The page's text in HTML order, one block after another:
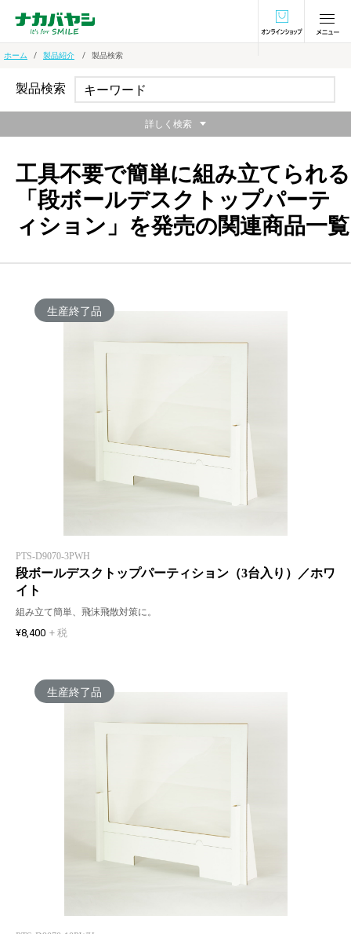
オンラインショ
ホーム 製品紹介 製品検索
工具不要で簡単に組み立てられる
「段ボールデスクトップパーテ
ィション」を発売の関連商品一覧
生産終了品
PTS-D9070-3PWH
段ボールデスクトップパーティション（3台入り）／ホワ
イト
組み立て簡単、飛沫飛散対策に。
¥8,400 + 税
生産終了品
製品検索
詳しく検索